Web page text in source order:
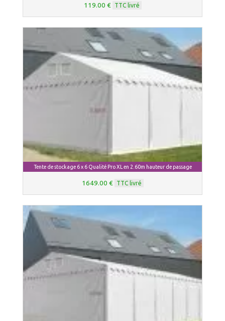
119.00 € TTC livré
Tente de stockage 6 x 6 Qualité Pro XL en 2.60m hauteur de passage
1649.00 € TTC livré